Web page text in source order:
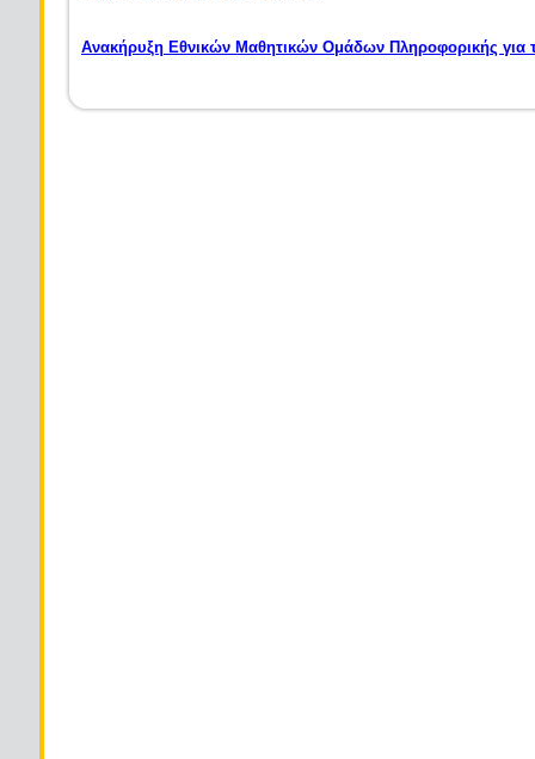
Ανακήρυξη Εθνικών Μαθητικών Ομάδων Πληροφορικής για